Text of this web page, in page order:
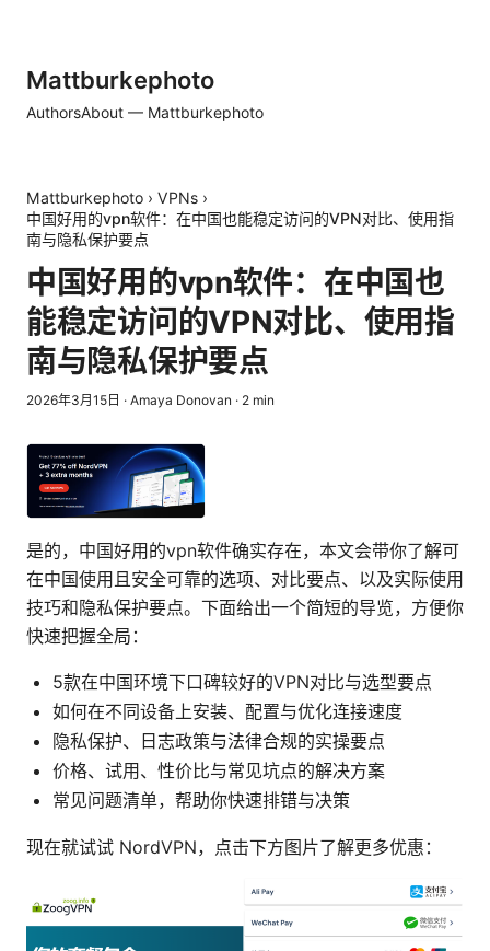
Mattburkephoto
AuthorsAbout — Mattburkephoto
Mattburkephoto › VPNs ›
中国好用的vpn软件：在中国也能稳定访问的VPN对比、使用指
南与隐私保护要点
中国好用的vpn软件：在中国也
能稳定访问的VPN对比、使用指
南与隐私保护要点
2026年3月15日 · Amaya Donovan · 2 min
是的，中国好用的vpn软件确实存在，本文会带你了解可
在中国使用且安全可靠的选项、对比要点、以及实际使用
技巧和隐私保护要点。下面给出一个简短的导览，方便你
快速把握全局：
5款在中国环境下口碑较好的VPN对比与选型要点
如何在不同设备上安装、配置与优化连接速度
隐私保护、日志政策与法律合规的实操要点
价格、试用、性价比与常见坑点的解决方案
常见问题清单，帮助你快速排错与决策
现在就试试 NordVPN，点击下方图片了解更多优惠：